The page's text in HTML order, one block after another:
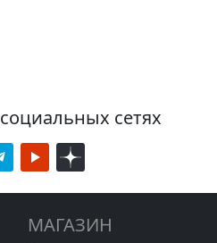
сетях
МАГАЗИН